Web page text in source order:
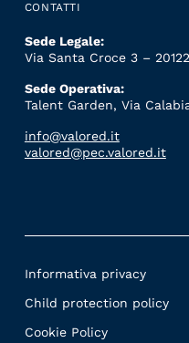
CONTATTI
Sede Legale:
Via Santa Croce 3 –
Sede Operativa:
Talent Garden, Via
info@valored.it
valored@pec.valored.it
Informativa privacy
Child protection policy
Cookie Policy